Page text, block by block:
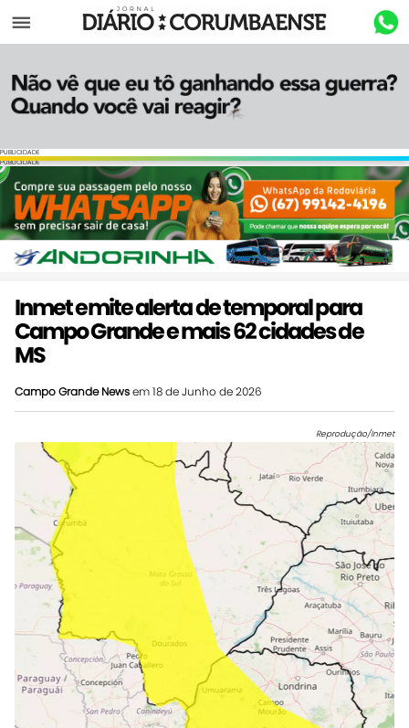
Menu
PUBLICIDADE
PUBLICIDADE
Inmet emite alerta de temporal para
Campo Grande e mais 62 cidades de
MS
Campo Grande Newsem 18 de Junho de 2026
Reprodução/Inmet